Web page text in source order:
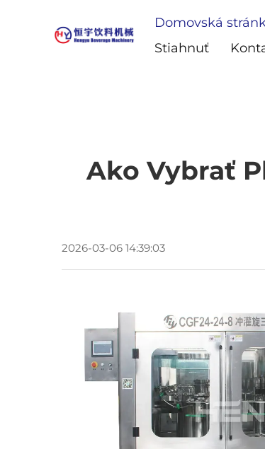
Domovská
Stiahnuť
Ako Vybrať
2026-03-06 14:39:03